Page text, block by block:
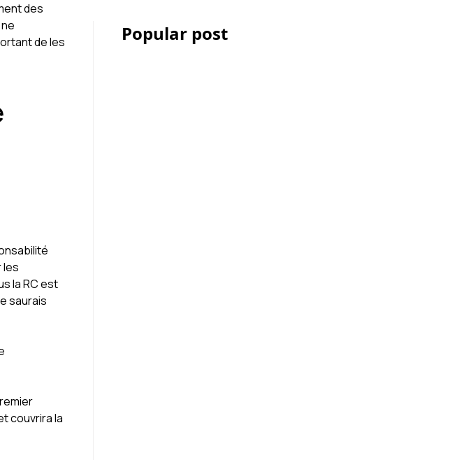
des
de les
les
la RC est
saurais
couvrira la
Popular post